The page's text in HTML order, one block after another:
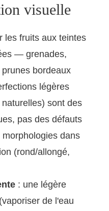
visuelle
les fruits aux teintes
— grenades,
bordeaux
légères
sont des
pas des défauts
morphologies dans
(rond/allongé,
: une légère
de l'eau